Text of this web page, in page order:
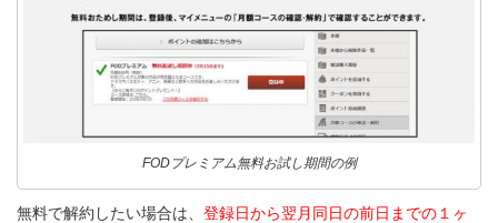
FODプレミアム無料お試し期間の例
無料で解約したい場合は、 登録日から翌月同日の前日までの１ヶ